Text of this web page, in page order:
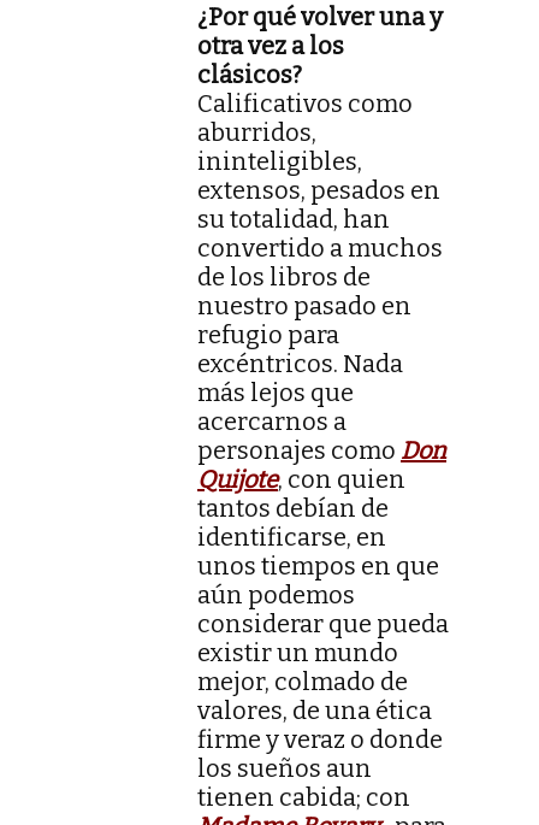
¿Por qué volver una y
otra vez a los
clásicos?
Calificativos como
aburridos,
ininteligibles,
extensos, pesados en
su totalidad, han
convertido a muchos
de los libros de
nuestro pasado en
refugio para
excéntricos. Nada
más lejos que
acercarnos a
personajes como Don
Quijote, con quien
tantos debían de
identificarse, en
unos tiempos en que
aún podemos
considerar que pueda
existir un mundo
mejor, colmado de
valores, de una ética
firme y veraz o donde
los sueños aun
tienen cabida; con